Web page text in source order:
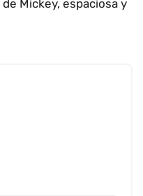
Mickey, espaciosa y